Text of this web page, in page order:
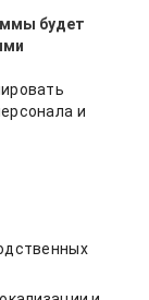
будет
и